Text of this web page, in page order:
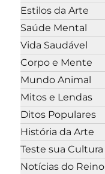
Estilos da Arte
Saúde Mental
Vida Saudável
Corpo e Mente
Mundo Animal
Mitos e Lendas
Ditos Populares
História da Arte
Teste sua Cultura
Notícias do Reino